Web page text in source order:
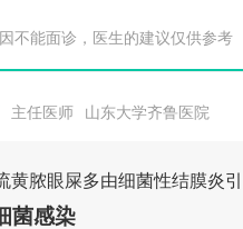
因不能面诊，医生的建议仅供参考
主任医师 山东大学齐鲁医院
黄脓眼屎多由细菌性结膜炎
菌感染